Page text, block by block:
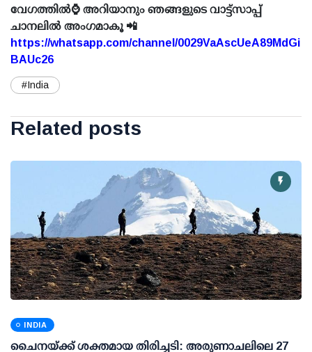
വേഗത്തിൽ⌚ അറിയാനും ഞങ്ങളുടെ വാട്ട്സാപ്പ്
ചാനലിൽ അംഗമാകൂ 📲
https://whatsapp.com/channel/0029VaAscUeA89MdGi
BAUc26
#India
Related posts
INDIA
ചൈനയ്ക്ക് ശക്തമായ തിരിച്ചടി: അരുണാചലിലെ 27